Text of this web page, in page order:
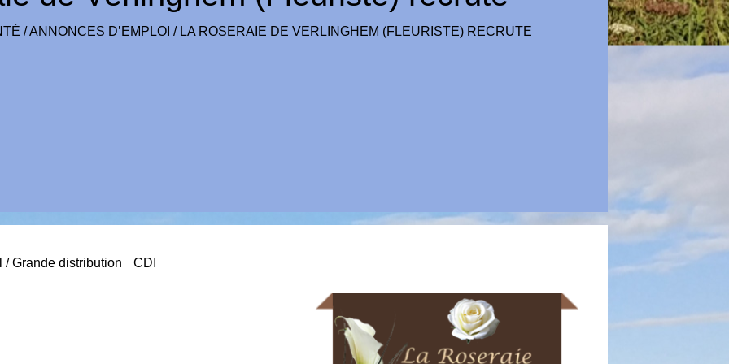
/ANNONCES D’EMPLOI / LA ROSERAIE DE VERLINGHEM (FLEURISTE) RECRUTE
/ Grande distribution CDI